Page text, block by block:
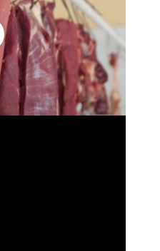
available